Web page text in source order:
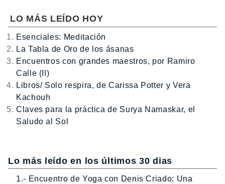
LO MÁS LEÍDO HOY
Esenciales: Meditación
La Tabla de Oro de los ásanas
Encuentros con grandes maestros, por Ramiro
Calle (II)
Libros/ Solo respira, de Carissa Potter y Vera
Kachouh
Claves para la práctica de Surya Namaskar, el
Saludo al Sol
Lo más leído en los últimos 30 dias
1.- Encuentro de Yoga con Denis Criado: Una